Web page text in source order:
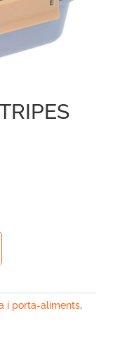
i porta-aliments,